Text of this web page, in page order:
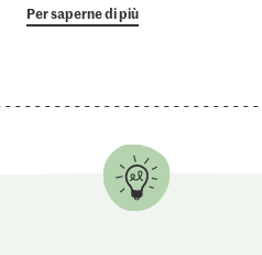
Per saperne di più